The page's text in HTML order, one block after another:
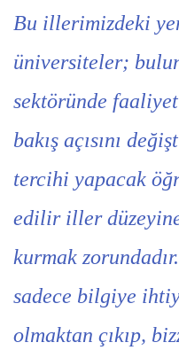
Bu illerimizdeki
üniversiteler;
sektöründe
bakış açısını
tercihi yapacak
edilir iller düzeyine
kurmak
sadece bilgiye
olmaktan çıkıp,